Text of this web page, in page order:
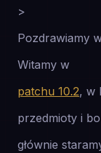
>
Pozdrawiamy
Witamy w
patchu 10.2, w
przedmioty i
głównie